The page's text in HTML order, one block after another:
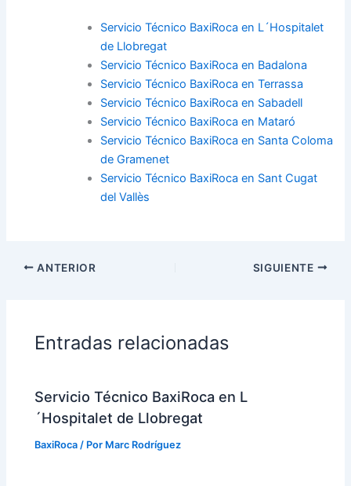
Servicio Técnico BaxiRoca en L´Hospitalet
de Llobregat
Servicio Técnico BaxiRoca en Badalona
Servicio Técnico BaxiRoca en Terrassa
Servicio Técnico BaxiRoca en Sabadell
Servicio Técnico BaxiRoca en Mataró
Servicio Técnico BaxiRoca en Santa Coloma
de Gramenet
Servicio Técnico BaxiRoca en Sant Cugat
del Vallès
ANTERIOR SIGUIENTE
Entradas relacionadas
Servicio Técnico BaxiRoca en L
´Hospitalet de Llobregat
BaxiRoca / Por Marc Rodríguez